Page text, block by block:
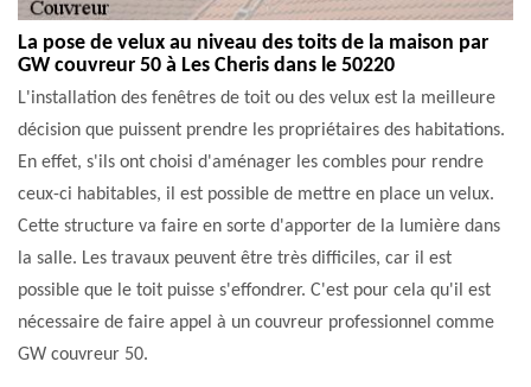
La pose de velux au niveau des toits de la maison par
GW couvreur 50 à Les Cheris dans le 50220
L'installation des fenêtres de toit ou des velux est la meilleure
décision que puissent prendre les propriétaires des habitations.
En effet, s'ils ont choisi d'aménager les combles pour rendre
ceux-ci habitables, il est possible de mettre en place un velux.
Cette structure va faire en sorte d'apporter de la lumière dans
la salle. Les travaux peuvent être très difficiles, car il est
possible que le toit puisse s'effondrer. C'est pour cela qu'il est
nécessaire de faire appel à un couvreur professionnel comme
GW couvreur 50.